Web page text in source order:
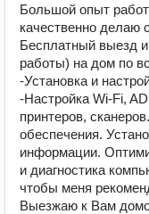
Большой опыт
качественно делаю
Бесплатный выезд
работы) на дом по
-Установка и
-Настройка Wi-Fi,
принтеров,
обеспечения.
информации.
и диагностика
чтобы меня
Выезжаю к Вам